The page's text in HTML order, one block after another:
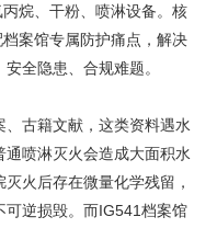
烷、干粉、喷淋设备。核
案馆专属防护痛点，解决
全隐患、合规难题。
古籍文献，这类资料遇水
喷淋灭火会造成大面积水
火后存在微量化学残留，
可逆损毁。而IG541档案馆